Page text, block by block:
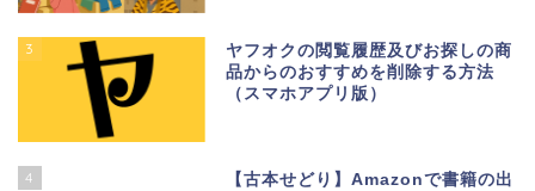
3
ヤフオクの閲覧履歴及びお探しの商
品からのおすすめを削除する方法
（スマホアプリ版）
4
【古本せどり】Amazonで書籍の出